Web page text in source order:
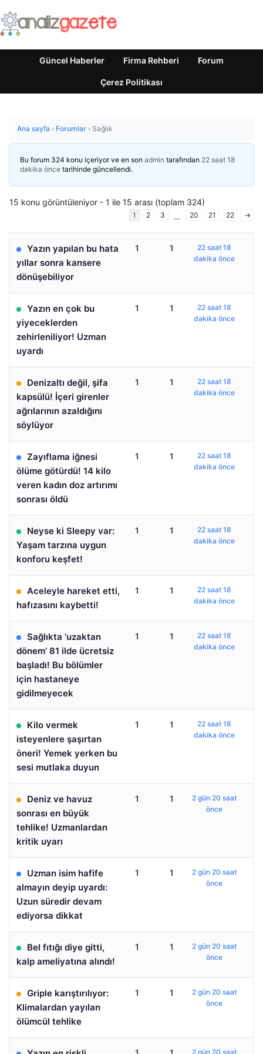
Güncel Haberler Firma Rehberi Forum
Çerez Politikası
Ana sayfa › Forumlar › Sağlık
Bu forum 324 konu içeriyor ve en son admin tarafından 22 saat 18
dakika önce tarihinde güncellendi.
15 konu görüntüleniyor - 1 ile 15 arası (toplam 324)
1 2 3 … 20 21 22 →
Yazın yapılan bu hata
yıllar sonra kansere
dönüşebiliyor
1 1
22 saat 18
dakika önce
Yazın en çok bu
yiyeceklerden
zehirleniliyor! Uzman
uyardı
1 1
22 saat 18
dakika önce
Denizaltı değil, şifa
kapsülü! İçeri girenler
ağrılarının azaldığını
söylüyor
1 1
22 saat 18
dakika önce
Zayıflama iğnesi
ölüme götürdü! 14 kilo
veren kadın doz artırımı
sonrası öldü
1 1
22 saat 18
dakika önce
Neyse ki Sleepy var:
Yaşam tarzına uygun
konforu keşfet!
1 1
22 saat 18
dakika önce
Aceleyle hareket etti,
hafızasını kaybetti!
1 1
22 saat 18
dakika önce
Sağlıkta ‘uzaktan
dönem’ 81 ilde ücretsiz
başladı! Bu bölümler
için hastaneye
gidilmeyecek
1 1
22 saat 18
dakika önce
Kilo vermek
isteyenlere şaşırtan
öneri! Yemek yerken bu
sesi mutlaka duyun
1 1
22 saat 18
dakika önce
Deniz ve havuz
sonrası en büyük
tehlike! Uzmanlardan
kritik uyarı
1 1
2 gün 20 saat
önce
Uzman isim hafife
almayın deyip uyardı:
Uzun süredir devam
ediyorsa dikkat
1 1
2 gün 20 saat
önce
Bel fıtığı diye gitti,
kalp ameliyatına alındı!
1 1
2 gün 20 saat
önce
Griple karıştırılıyor:
Klimalardan yayılan
ölümcül tehlike
1 1
2 gün 20 saat
önce
2 gün 20 saat